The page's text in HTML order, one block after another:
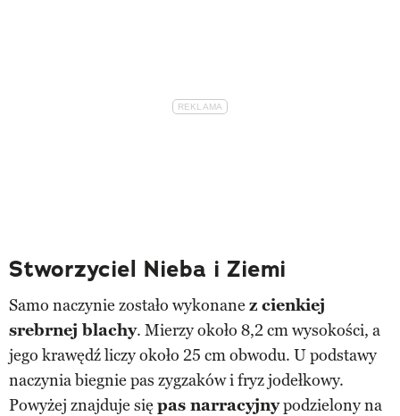
Stworzyciel Nieba i Ziemi
Samo naczynie zostało wykonane z cienkiej
srebrnej blachy. Mierzy około 8,2 cm wysokości, a
jego krawędź liczy około 25 cm obwodu. U podstawy
naczynia biegnie pas zygzaków i fryz jodełkowy.
Powyżej znajduje się pas narracyjnypodzielony na